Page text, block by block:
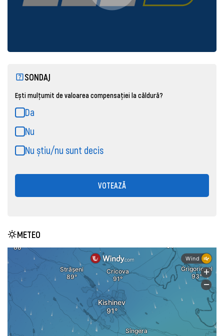
SONDAJ
Ești mulțumit de valoarea compensației la căldură?
Da
Nu
Nu știu/nu sunt decis
VOTEAZĂ
METEO